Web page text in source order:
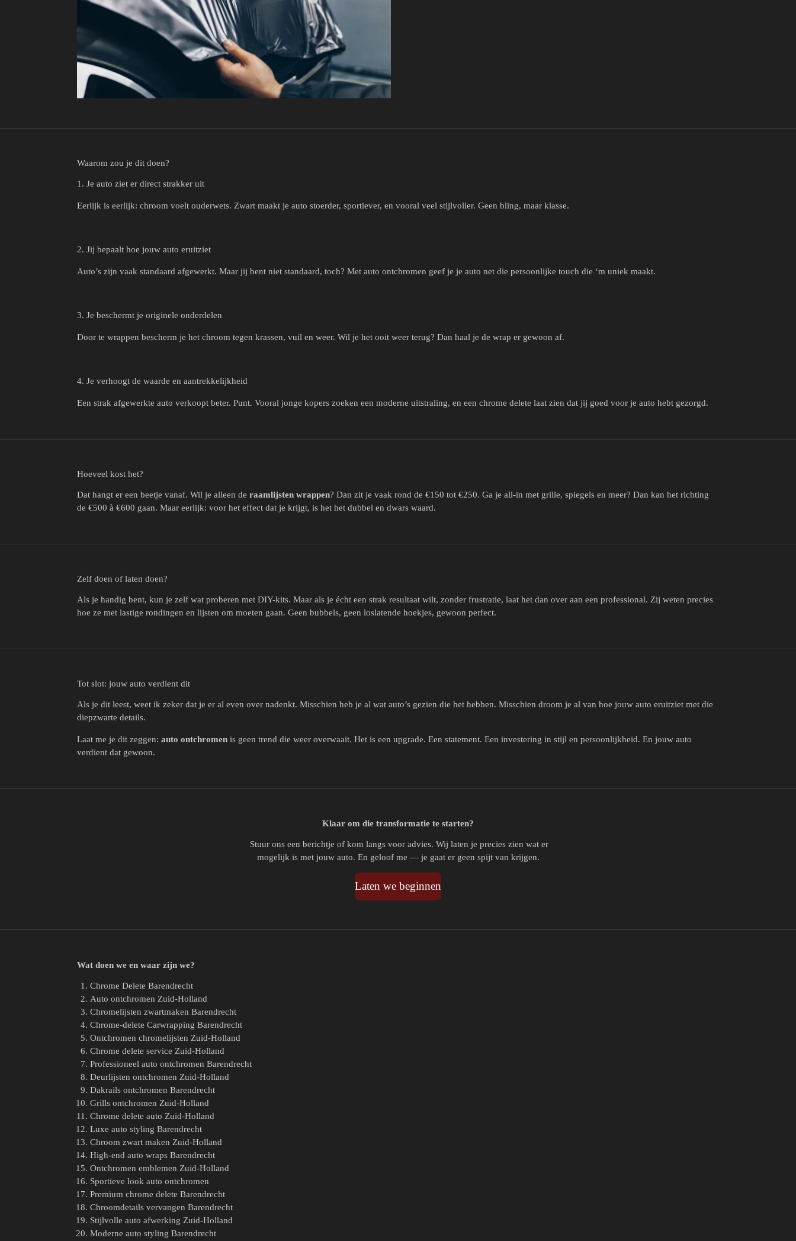
Waarom zou je dit doen?
1. Je auto ziet er direct strakker uit
Eerlijk is eerlijk: chroom voelt ouderwets. Zwart maakt je auto stoerder, sportiever, en vooral veel stijlvoller. Geen bling, maar klasse.
2. Jij bepaalt hoe jouw auto eruitziet
Auto’s zijn vaak standaard afgewerkt. Maar jij bent niet standaard, toch? Met auto ontchromen geef je je auto net die persoonlijke touch die ‘m uniek maakt.
3. Je beschermt je originele onderdelen
Door te wrappen bescherm je het chroom tegen krassen, vuil en weer. Wil je het ooit weer terug? Dan haal je de wrap er gewoon af.
4. Je verhoogt de waarde en aantrekkelijkheid
Een strak afgewerkte auto verkoopt beter. Punt. Vooral jonge kopers zoeken een moderne uitstraling, en een chrome delete laat zien dat jij goed voor je auto hebt gezorgd.
Hoeveel kost het?
Dat hangt er een beetje vanaf. Wil je alleen de raamlijsten wrappen? Dan zit je vaak rond de €150 tot €250. Ga je all-in met grille, spiegels en meer? Dan kan het richting
de €500 à €600 gaan. Maar eerlijk: voor het effect dat je krijgt, is het het dubbel en dwars waard.
Zelf doen of laten doen?
Als je handig bent, kun je zelf wat proberen met DIY-kits. Maar als je écht een strak resultaat wilt, zonder frustratie, laat het dan over aan een professional. Zij weten precies
hoe ze met lastige rondingen en lijsten om moeten gaan. Geen bubbels, geen loslatende hoekjes, gewoon perfect.
Tot slot: jouw auto verdient dit
Als je dit leest, weet ik zeker dat je er al even over nadenkt. Misschien heb je al wat auto’s gezien die het hebben. Misschien droom je al van hoe jouw auto eruitziet met die
diepzwarte details.
Laat me je dit zeggen: auto ontchromenis geen trend die weer overwaait. Het is een upgrade. Een statement. Een investering in stijl en persoonlijkheid. En jouw auto
verdient dat gewoon.
Klaar om die transformatie te starten?
Stuur ons een berichtje of kom langs voor advies. Wij laten je precies zien wat er
mogelijk is met jouw auto. En geloof me — je gaat er geen spijt van krijgen.
Laten we beginnen
Wat doen we en waar zijn we?
Chrome Delete Barendrecht
Auto ontchromen Zuid-Holland
Chromelijsten zwartmaken Barendrecht
Chrome-delete Carwrapping Barendrecht
Ontchromen chromelijsten Zuid-Holland
Chrome delete service Zuid-Holland
Professioneel auto ontchromen Barendrecht
Deurlijsten ontchromen Zuid-Holland
Dakrails ontchromen Barendrecht
Grills ontchromen Zuid-Holland
Chrome delete auto Zuid-Holland
Luxe auto styling Barendrecht
Chroom zwart maken Zuid-Holland
High-end auto wraps Barendrecht
Ontchromen emblemen Zuid-Holland
Sportieve look auto ontchromen
Premium chrome delete Barendrecht
Chroomdetails vervangen Barendrecht
Stijlvolle auto afwerking Zuid-Holland
Moderne auto styling Barendrecht